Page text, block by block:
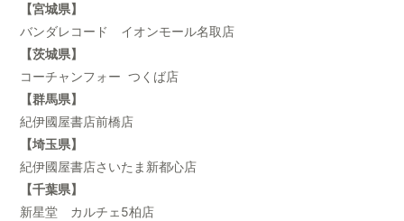
【宮城県】
バンダレコード イオンモール名取店
【茨城県】
コーチャンフォー つくば店
【群馬県】
紀伊國屋書店前橋店
【埼玉県】
紀伊國屋書店さいたま新都心店
【千葉県】
新星堂 カルチェ5柏店